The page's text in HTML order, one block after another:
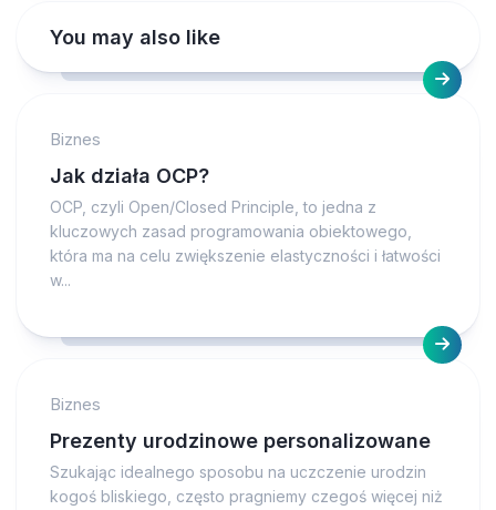
You may also like
Biznes
Jak działa OCP?
OCP, czyli Open/Closed Principle, to jedna z
kluczowych zasad programowania obiektowego,
która ma na celu zwiększenie elastyczności i łatwości
w...
Biznes
Prezenty urodzinowe personalizowane
Szukając idealnego sposobu na uczczenie urodzin
kogoś bliskiego, często pragniemy czegoś więcej niż